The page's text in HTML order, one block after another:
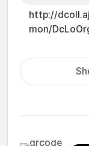
http://
mon/